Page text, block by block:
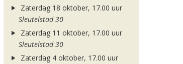
Zaterdag 18 oktober, 17.00 uur
Sleutelstad 30
Zaterdag 11 oktober, 17.00 uur
Sleutelstad 30
Zaterdag 4 oktober, 17.00 uur